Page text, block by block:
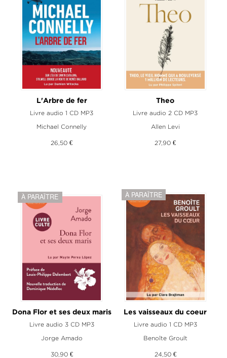
L'Arbre de fer
Livre audio 1 CD MP3
Michael Connelly
26,50 €
Theo
Livre audio 2 CD MP3
Allen Levi
27,90 €
À PARAÎTRE
Dona Flor et ses deux maris
Livre audio 3 CD MP3
Jorge Amado
30,90 €
À PARAÎTRE
Les vaisseaux du coeur
Livre audio 1 CD MP3
Benoîte Groult
24,50 €